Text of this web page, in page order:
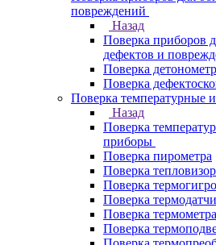
повреждений
Назад
Поверка приборов
дефектов и
Поверка
Поверка
Поверка температурные
Назад
Поверка
приборы
Поверка пирометра
Поверка
Поверка
Поверка
Поверка термометра
Поверка